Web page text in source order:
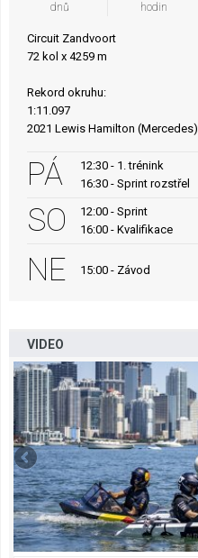
dnů hodin
Circuit Zandvoort
72 kol x 4259 m
Rekord okruhu:
1:11.097
2021 Lewis Hamilton (Mercedes)
PÁ
12:30 - 1. trénink
16:30 - Sprint rozstřel
SO
12:00 - Sprint
16:00 - Kvalifikace
NE 15:00 - Závod
VIDEO